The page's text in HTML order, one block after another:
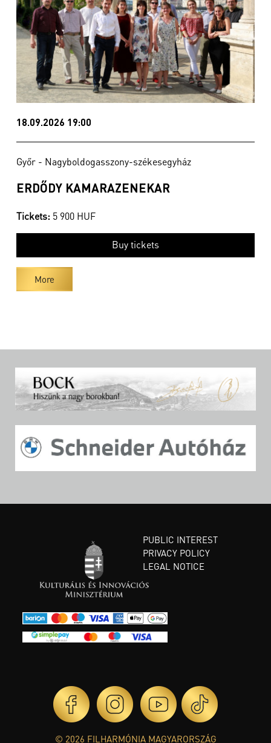
18.09.2026 19:00
Győr - Nagyboldogasszony-székesegyház
ERDŐDY KAMARAZENEKAR
Tickets: 5 900 HUF
Buy tickets
More
PUBLIC INTEREST
PRIVACY POLICY
LEGAL NOTICE
© 2026 FILHARMÓNIA MAGYARORSZÁG